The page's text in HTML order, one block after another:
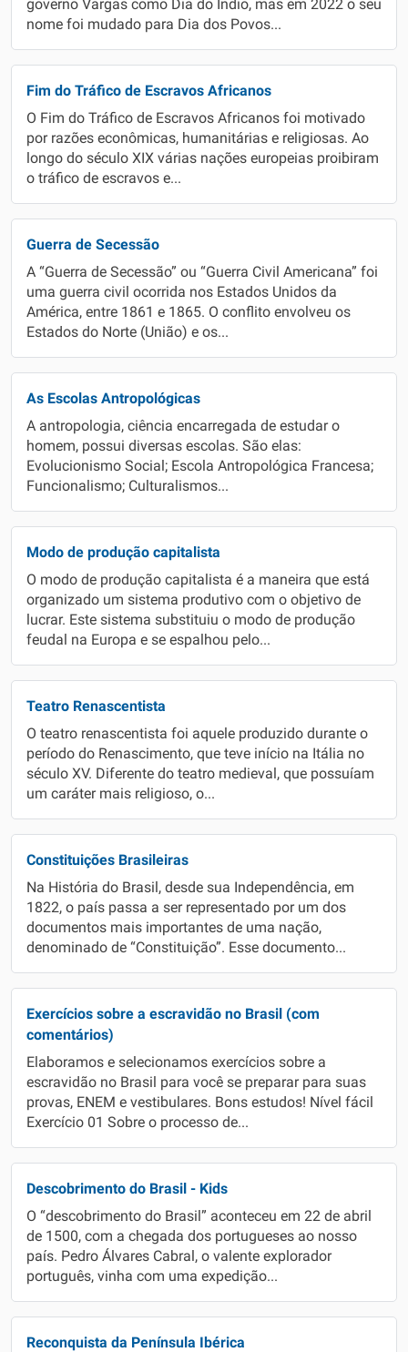
governo Vargas como Dia do Índio, mas em 2022 o seu
nome foi mudado para Dia dos Povos...
Fim do Tráfico de Escravos Africanos
O Fim do Tráfico de Escravos Africanos foi motivado
por razões econômicas, humanitárias e religiosas. Ao
longo do século XIX várias nações europeias proibiram
o tráfico de escravos e...
Guerra de Secessão
A “Guerra de Secessão” ou “Guerra Civil Americana” foi
uma guerra civil ocorrida nos Estados Unidos da
América, entre 1861 e 1865. O conflito envolveu os
Estados do Norte (União) e os...
As Escolas Antropológicas
A antropologia, ciência encarregada de estudar o
homem, possui diversas escolas. São elas:
Evolucionismo Social; Escola Antropológica Francesa;
Funcionalismo; Culturalismos...
Modo de produção capitalista
O modo de produção capitalista é a maneira que está
organizado um sistema produtivo com o objetivo de
lucrar. Este sistema substituiu o modo de produção
feudal na Europa e se espalhou pelo...
Teatro Renascentista
O teatro renascentista foi aquele produzido durante o
período do Renascimento, que teve início na Itália no
século XV. Diferente do teatro medieval, que possuíam
um caráter mais religioso, o...
Constituições Brasileiras
Na História do Brasil, desde sua Independência, em
1822, o país passa a ser representado por um dos
documentos mais importantes de uma nação,
denominado de “Constituição”. Esse documento...
Exercícios sobre a escravidão no Brasil (com
comentários)
Elaboramos e selecionamos exercícios sobre a
escravidão no Brasil para você se preparar para suas
provas, ENEM e vestibulares. Bons estudos! Nível fácil
Exercício 01 Sobre o processo de...
Descobrimento do Brasil - Kids
O “descobrimento do Brasil” aconteceu em 22 de abril
de 1500, com a chegada dos portugueses ao nosso
país. Pedro Álvares Cabral, o valente explorador
português, vinha com uma expedição...
Reconquista da Península Ibérica